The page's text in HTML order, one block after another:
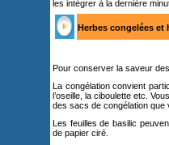
les intégrer à la dernière
Herbes congelées et
Pour conserver la saveur
La congélation convient
l’oseille, la ciboulette etc.
des sacs de congélation que
Les feuilles de basilic
de papier ciré.